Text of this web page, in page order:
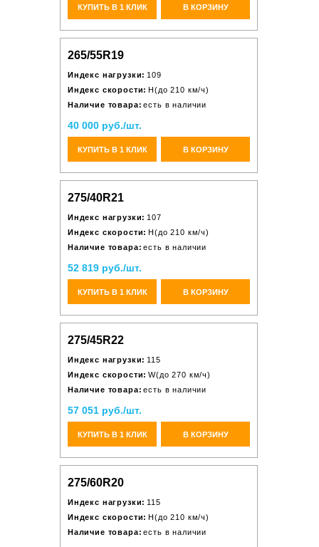
КУПИТЬ В 1 КЛИК В КОРЗИНУ
265/55R19
Индекс нагрузки: 109
Индекс скорости: H(до 210 км/ч)
Наличие товара: есть в наличии
40 000 руб./шт.
КУПИТЬ В 1 КЛИК В КОРЗИНУ
275/40R21
Индекс нагрузки: 107
Индекс скорости: H(до 210 км/ч)
Наличие товара: есть в наличии
52 819 руб./шт.
КУПИТЬ В 1 КЛИК В КОРЗИНУ
275/45R22
Индекс нагрузки: 115
Индекс скорости: W(до 270 км/ч)
Наличие товара: есть в наличии
57 051 руб./шт.
КУПИТЬ В 1 КЛИК В КОРЗИНУ
275/60R20
Индекс нагрузки: 115
Индекс скорости: H(до 210 км/ч)
Наличие товара: есть в наличии